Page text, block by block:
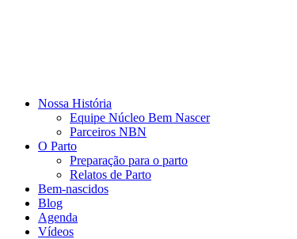
Nossa História
Equipe Núcleo Bem Nascer
Parceiros NBN
O Parto
Preparação para o parto
Relatos de Parto
Bem-nascidos
Blog
Agenda
Vídeos